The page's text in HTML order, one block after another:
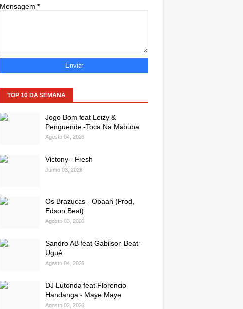
Mensagem *
TOP 10 DA SEMANA
Jogo Bom feat Leizy &
Penguende -Toca Na Mabuba
Agosto 04, 2026
Victony - Fresh
Junho 03, 2026
Os Brazucas - Opaah (Prod,
Edson Beat)
Agosto 03, 2026
Sandro AB feat Gabilson Beat -
Uguê
Agosto 04, 2026
DJ Lutonda feat Florencio
Handanga - Maye Maye
Agosto 02, 2026